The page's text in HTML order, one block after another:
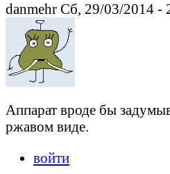
danmehr Сб, 29/03/2014 -
Аппарат вроде бы
ржавом виде.
войти